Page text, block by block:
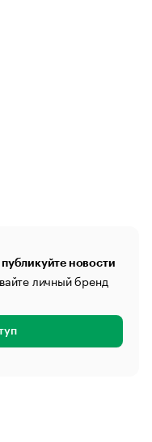
новости
личный бренд